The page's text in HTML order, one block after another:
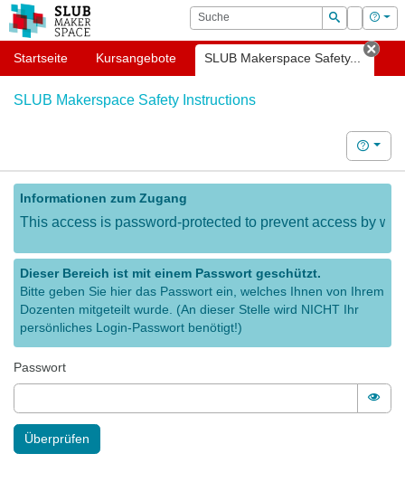
OPAL Suche
Suchen
Login Hilfe
Startseite Kursangebote SLUB Makerspace Safety...
Tab
SLUB Makerspace Safety Instructions
Hilfe
Informationen zum Zugang
This access is password-protected to prevent access by
Dieser Bereich ist mit einem Passwort geschützt.
Bitte geben Sie hier das Passwort ein, welches Ihnen von Ihrem
Dozenten mitgeteilt wurde. (An dieser Stelle wird NICHT Ihr
persönliches Login-Passwort benötigt!)
Passwort
Überprüfen